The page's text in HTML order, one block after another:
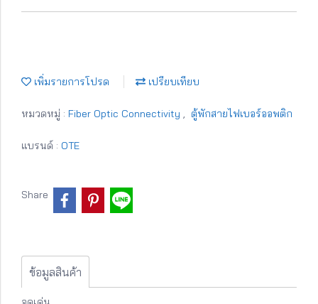
เพิ่มรายการโปรด เปรียบเทียบ
หมวดหมู่ : Fiber Optic Connectivity , ตู้พักสายไฟเบอร์ออพติก
แบรนด์ : OTE
Share
ข้อมูลสินค้า